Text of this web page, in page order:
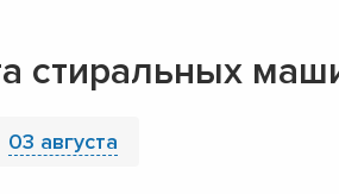
стиральных
03 августа